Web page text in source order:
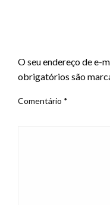
O seu endereço de e-
obrigatórios são
Comentário *